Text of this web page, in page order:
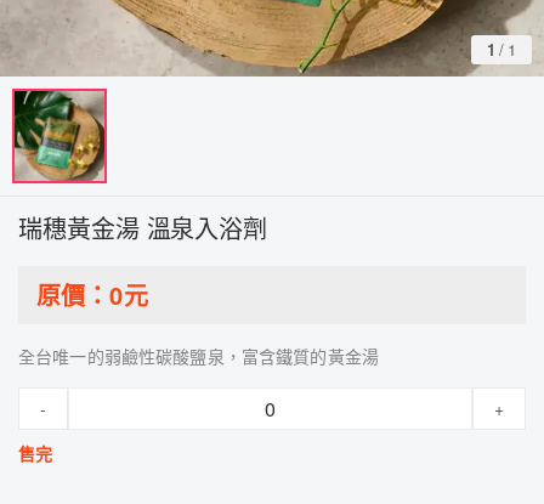
1 / 1
瑞穗黃金湯 溫泉入浴劑
原價：0元
全台唯一的弱鹼性碳酸鹽泉，富含鐵質的黃金湯
-
+
售完